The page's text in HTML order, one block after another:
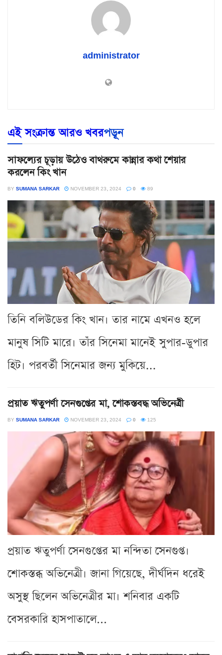
administrator
এই সংক্রান্ত আরও খবরপড়ূন
সাফল্যের চূড়ায় উঠেও বাথরুমে কান্নার কথা শেয়ার
করলেন কিং খান
BY SUMANA SARKAR NOVEMBER 23, 2024 0 89
তিনি বলিউডের কিং খান। তার নামে এখনও হলে
মানুষ সিটি মারে। তাঁর সিনেমা মানেই সুপার-ডুপার
হিট। পরবর্তী সিনেমার জন্য মুকিয়ে...
প্রয়াত ঋতুপর্ণা সেনগুপ্তের মা, শোকস্তবদ্ধ অভিনেত্রী
BY SUMANA SARKAR NOVEMBER 23, 2024 0 125
প্রয়াত ঋতুপর্ণা সেনগুপ্তের মা নন্দিতা সেনগুপ্ত।
শোকস্তব্ধ অভিনেত্রী। জানা গিয়েছে, দীর্ঘদিন ধরেই
অসুস্থ ছিলেন অভিনেত্রীর মা। শনিবার একটি
বেসরকারি হাসপাতালে...